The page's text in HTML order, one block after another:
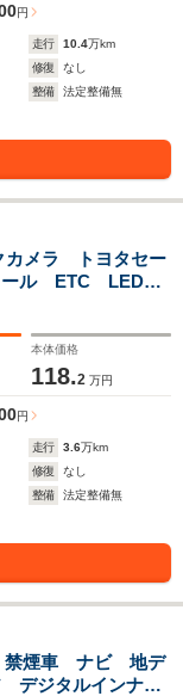
円
走行 10.4万km
修復
なし
整備
法定整備無
メラ トヨタセー
ール ETC LEDヘ
ト Bluetooth接
本体価格
118.2 万円
円
走行 3.6万km
修復
なし
整備
法定整備無
禁煙車 ナビ 地デ
ジタルインナー